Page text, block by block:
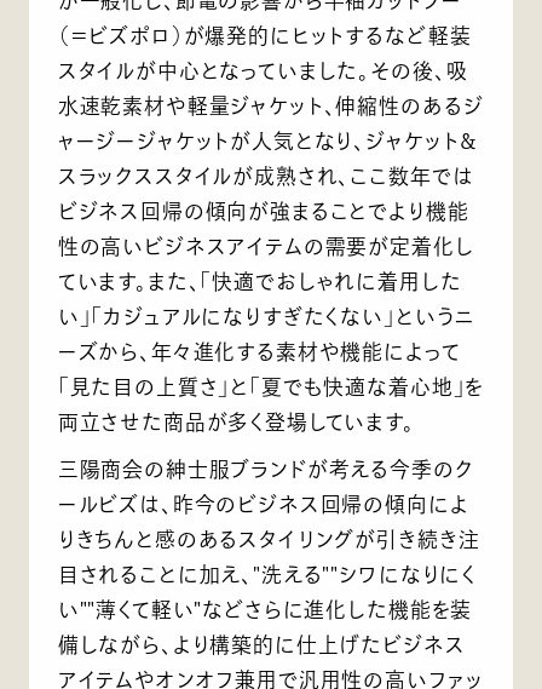
（＝ビズポロ）が爆発的にヒットするなど軽装
スタイルが中心となっていました。その後、吸
水速乾素材や軽量ジャケット、伸縮性のあるジ
ャージージャケットが人気となり、ジャケット＆
スラックススタイルが成熟され、ここ数年では
ビジネス回帰の傾向が強まることでより機能
性の高いビジネスアイテムの需要が定着化し
ています。また、「快適でおしゃれに着用した
い」「カジュアルになりすぎたくない」というニ
ーズから、年々進化する素材や機能によって
「見た目の上質さ」と「夏でも快適な着心地」を
両立させた商品が多く登場しています。
三陽商会の紳士服ブランドが考える今季のク
ールビズは、昨今のビジネス回帰の傾向によ
りきちんと感のあるスタイリングが引き続き注
目されることに加え、"洗える""シワになりにく
い""薄くて軽い"などさらに進化した機能を装
備しながら、より構築的に仕上げたビジネス
アイテムやオンオフ兼用で汎用性の高いファッ